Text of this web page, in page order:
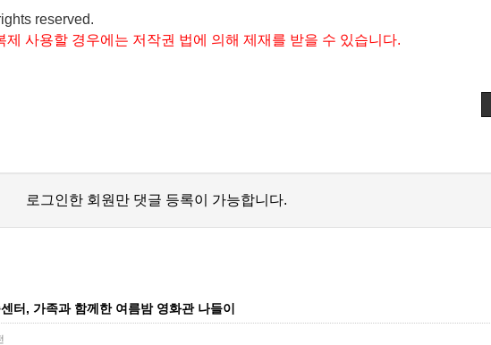
reserved.
제 사용할 경우에는 저작권 법에 의해 제재를 받을 수 있습니다.
로그인한 회원만 댓글 등록이 가능합니다.
터, 가족과 함께한 여름밤 영화관 나들이